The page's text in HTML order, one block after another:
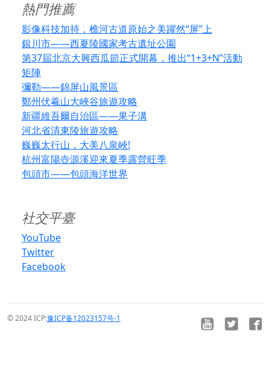
熱門推薦
影像科技加持，樵河古道原始之美躍然“屏”上
銀川市——西夏陵國家考古遺址公園
第37屆北京大興西瓜節正式開幕，推出“1+3+N”活動
矩陣
彌勒——錦屏山風景區
鄭州伏羲山大峽谷旅遊攻略
新疆維吾爾自治區——果子溝
河北省清東陵旅遊攻略
巍巍太行山，大美八泉峽!
杭州富陽壺源溪迎來夏季露營旺季
包頭市——包頭海洋世界
社交平臺
YouTube
Twitter
Facebook
© 2024 ICP:豫ICP备12023157号-1